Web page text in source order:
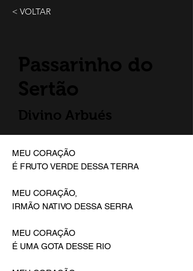
< VOLTAR
Passarinho do
Sertão
Divino Arbués
MEU CORAÇÃO
É FRUTO VERDE DESSA TERRA
MEU CORAÇÃO,
IRMÃO NATIVO DESSA SERRA
MEU CORAÇÃO
É UMA GOTA DESSE RIO